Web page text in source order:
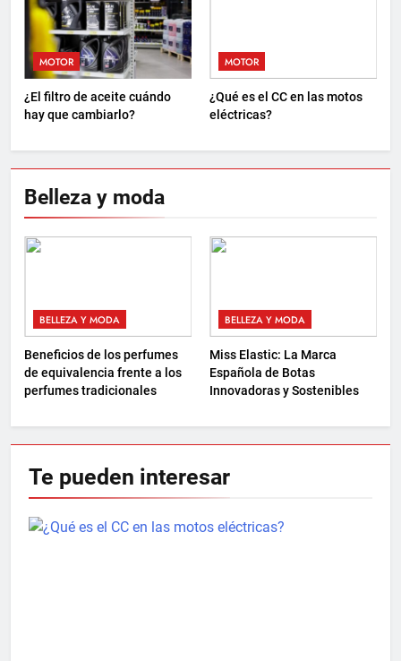
MOTOR
¿El filtro de aceite cuándo
hay que cambiarlo?
MOTOR
¿Qué es el CC en las motos
eléctricas?
Belleza y moda
BELLEZA Y MODA
Beneficios de los perfumes
de equivalencia frente a los
perfumes tradicionales
BELLEZA Y MODA
Miss Elastic: La Marca
Española de Botas
Innovadoras y Sostenibles
Te pueden interesar